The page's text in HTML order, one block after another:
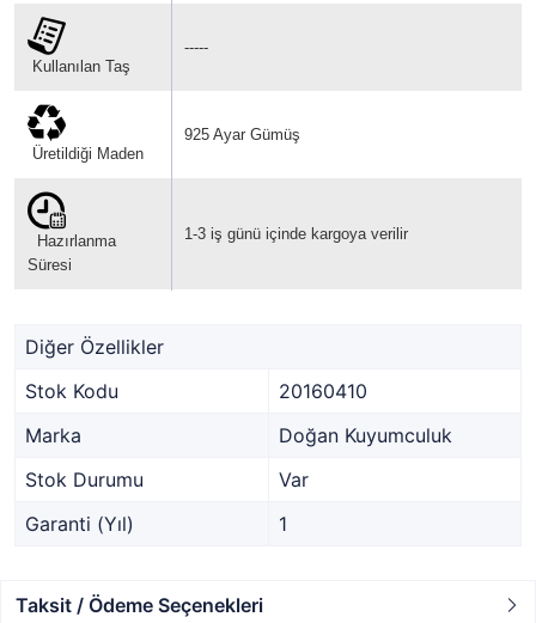
Kullanılan Taş
-----
Üretildiği Maden
925 Ayar Gümüş
Hazırlanma
Süresi
1-3 iş günü içinde kargoya verilir
Diğer Özellikler
Stok Kodu
20160410
Marka
Doğan Kuyumculuk
Stok Durumu
Var
Garanti (Yıl)
1
Taksit / Ödeme Seçenekleri